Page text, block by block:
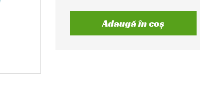
Adaugă în coș